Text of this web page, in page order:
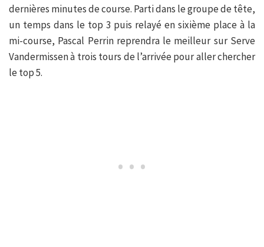
dernières minutes de course. Parti dans le groupe de tête,
un temps dans le top 3 puis relayé en sixième place à la
mi-course, Pascal Perrin reprendra le meilleur sur Serve
Vandermissen à trois tours de l’arrivée pour aller chercher
le top 5.